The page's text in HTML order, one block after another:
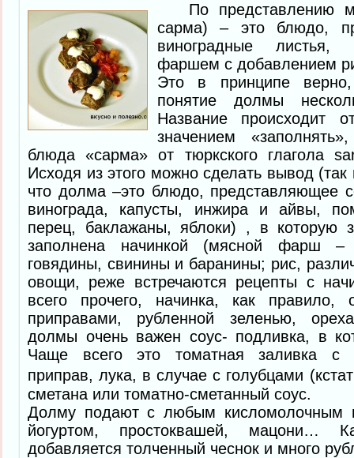
По представлению
сарма) – это блюдо,
виноградные листья,
фаршем с добавлением
Это в принципе
понятие долмы
Название происходит
значением
блюда «сарма» от тюркского глагола
Исходя из этого можно сделать вывод
что долма –это блюдо, представляющее
винограда, капусты, инжира и айвы,
перец, баклажаны, яблоки) , в которую
заполнена начинкой (мясной фарш –
говядины, свинины и баранины; рис,
овощи, реже встречаются рецепты с
всего прочего, начинка, как правило,
приправами, рубленной зеленью,
долмы очень важен соус- подливка, в
Чаще всего это томатная заливка с
приправ, лука, в случае с голубцами
сметана или томатно-сметанный соус.
Долму подают с любым кисломолочным
йогуртом, простоквашей,
добавляется толченный чеснок и много